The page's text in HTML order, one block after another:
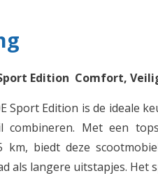
Edition Comfort,
Sport Edition is de ideale
Met een
km, biedt deze
als langere uitstapjes. Het